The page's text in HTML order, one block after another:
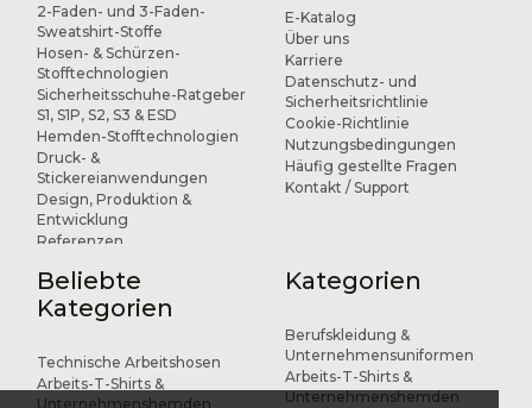
2-Faden- und 3-Faden-
Sweatshirt-Stoffe
Hosen- & Schürzen-
Stofftechnologien
Sicherheitsschuhe-Ratgeber
S1, S1P, S2, S3 & ESD
Hemden-Stofftechnologien
Druck- &
Stickereianwendungen
Design, Produktion &
Entwicklung
Referenzen
E-Katalog
Über uns
Karriere
Datenschutz- und
Sicherheitsrichtlinie
Cookie-Richtlinie
Nutzungsbedingungen
Häufig gestellte Fragen
Kontakt / Support
Beliebte
Kategorien
Technische Arbeitshosen
Arbeits-T-Shirts &
Unternehmenshemden
Kategorien
Berufskleidung &
Unternehmensuniformen
Arbeits-T-Shirts &
Unternehmenshemden